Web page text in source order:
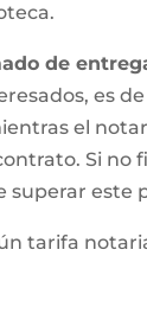
de
es
el
Si no
superar este
tarifa